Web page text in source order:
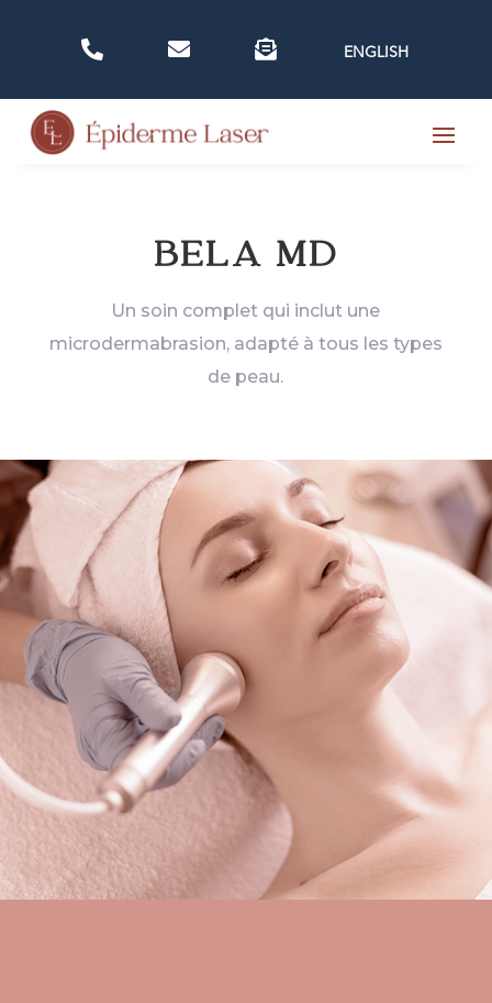
   ENGLISH
BELA MD
Un soin complet qui inclut une
microdermabrasion, adapté à tous les types
de peau.